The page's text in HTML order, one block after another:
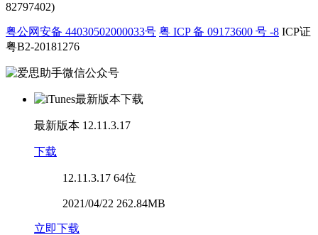
82797402)
粤公网安备 44030502000033号 粤 ICP 备 09173600 号 -8 ICP证
粤B2-20181276
最新版本 12.11.3.17
下载
12.11.3.17 64位
2021/04/22 262.84MB
立即下载